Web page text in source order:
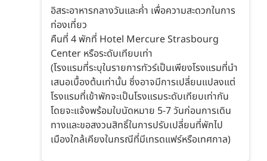
อิสระอาหารกลางวันและค่ำ เพื่อความสะดวกในการ
ท่องเที่ยว
คืนที่ 4 พักที่ Hotel Mercure Strasbourg
Center หรือระดับเทียบเท่า
(โรงแรมที่ระบุในรายการทัวร์เป็นเพียงโรงแรมที่นำ
เสนอเบื้องต้นเท่านั้น ซึ่งอาจมีการเปลี่ยนแปลงแต่
โรงแรมที่เข้าพักจะเป็นโรงแรมระดับเทียบเท่ากัน
โดยจะแจ้งพร้อมใบนัดหมาย 5-7 วันก่อนการเดิน
ทางและขอสงวนสิทธิ์ในการปรับเปลี่ยนที่พักไป
เมืองใกล้เคียงในกรณีที่มีเทรดแฟร์หรือเทศกาล)